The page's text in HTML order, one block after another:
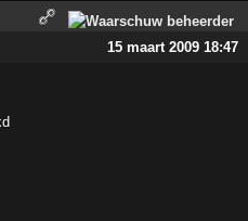
15 maart 2009 18:47